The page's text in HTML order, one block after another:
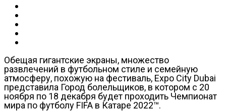
Обещая гигантские экраны, множество
развлечений в футбольном стиле и семейную
атмосферу, похожую на фестиваль, Expo City Dubai
представила Город болельщиков, в котором с 20
ноября по 18 декабря будет проходить Чемпионат
мира по футболу FIFA в Катаре 2022™.